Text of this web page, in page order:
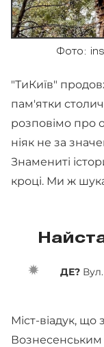
Фото:
"ТиКиїв"
пам'ятки
розповімо про
ніяк не за
Знамениті
кроці. Ми ж
ДЕ?
Міст-віадук,
Вознесенським